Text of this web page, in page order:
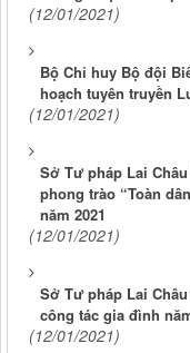
(12/01/2021)
Bộ Chỉ huy Bộ đội
hoạch tuyên truyền
(12/01/2021)
Sở Tư pháp Lai
phong trào “Toàn
năm 2021
(12/01/2021)
Sở Tư pháp Lai
công tác gia đình
(12/01/2021)